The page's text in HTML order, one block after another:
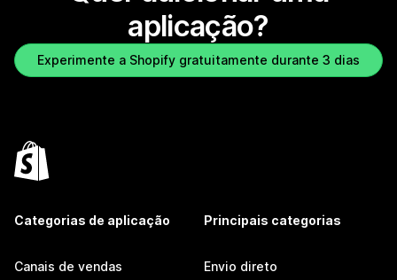
aplicação?
Experimente a Shopify gratuitamente durante 3 dias
Categorias de aplicação
Canais de vendas
Principais categorias
Envio direto